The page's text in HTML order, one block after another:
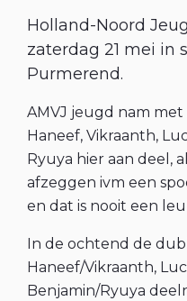
Holland-Noord
zaterdag 21 mei in
Purmerend.
AMVJ jeugd nam
Haneef, Vikraanth,
Ryuya hier aan deel,
afzeggen ivm een
en dat is nooit een
In de ochtend de
Haneef/Vikraanth,
Benjamin/Ryuya